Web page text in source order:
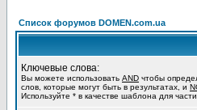
Список форумов DOMEN.com.ua
Ключевые слова:
Вы можете использовать AND чтобы
слов, которые могут быть в результатах, и
Используйте * в качестве шаблона для